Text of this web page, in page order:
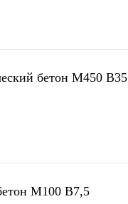
бетон М450 В35
М100 В7,5